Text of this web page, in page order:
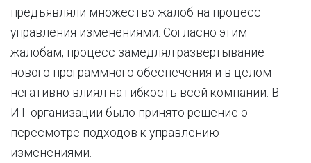
предъявляли множество жалоб на процесс
управления изменениями. Согласно этим
жалобам, процесс замедлял развёртывание
нового программного обеспечения и в целом
негативно влиял на гибкость всей компании. В
ИТ-организации было принято решение о
пересмотре подходов к управлению
изменениями.